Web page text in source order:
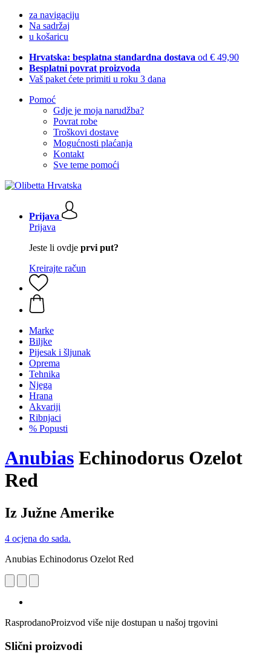
za navigaciju
Na sadržaj
u košaricu
Hrvatska: besplatna standardna dostava od € 49,90
Besplatni povrat proizvoda
Vaš paket ćete primiti u roku 3 dana
Pomoć
Gdje je moja narudžba?
Povrat robe
Troškovi dostave
Mogućnosti plaćanja
Kontakt
Sve teme pomoći
Prijava
Prijava
Jeste li ovdje prvi put?
Kreirajte račun
Marke
Biljke
Pijesak i šljunak
Oprema
Tehnika
Njega
Hrana
Akvariji
Ribnjaci
% Popusti
Anubias Echinodorus Ozelot
Red
Iz Južne Amerike
4 ocjena do sada.
Anubias Echinodorus Ozelot Red
RasprodanoProizvod više nije dostupan u našoj trgovini
Slični proizvodi